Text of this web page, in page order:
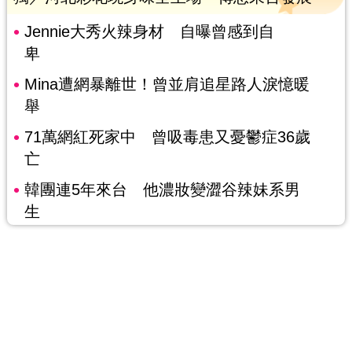
Jennie大秀火辣身材 自曝曾感到自
卑
Mina遭網暴離世！曾並肩追星路人淚憶暖
舉
71萬網紅死家中 曾吸毒患又憂鬱症36歲
亡
韓團連5年來台 他濃妝變澀谷辣妹系男
生